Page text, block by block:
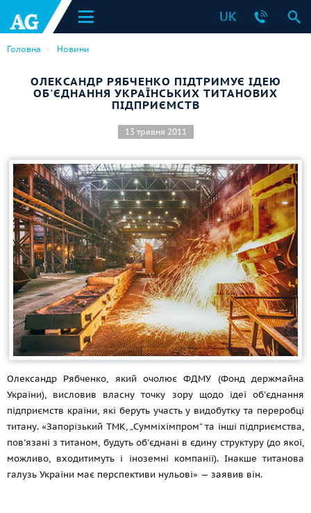
UK
Головна Новини
ОЛЕКСАНДР РЯБЧЕНКО ПІДТРИМУЄ ІДЕЮ
ОБ'ЄДНАННЯ УКРАЇНСЬКИХ ТИТАНОВИХ
ПІДПРИЄМСТВ
13 травня 2011
Олександр Рябченко, який очолює ФДМУ (Фонд держмайна
України), висловив власну точку зору щодо ідеї об'єднання
підприємств країни, які беруть участь у видобутку та переробці
титану. «Запорізький ТМК, „Сумміхімпром“ та інші підприємства,
пов'язані з титаном, будуть об'єднані в єдину структуру (до якої,
можливо, входитимуть і іноземні компанії). Інакше титанова
галузь України має перспективи нульові» — заявив він.